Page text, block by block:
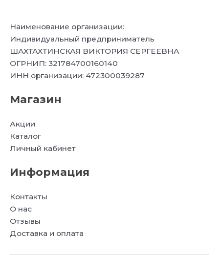
Наименование организации:
Индивидуальный предприниматель
ШАХТАХТИНСКАЯ ВИКТОРИЯ СЕРГЕЕВНА
ОГРНИП: 321784700160140
ИНН организации: 472300039287
Магазин
Акции
Каталог
Личный кабинет
Информация
Контакты
О нас
Отзывы
Доставка и оплата